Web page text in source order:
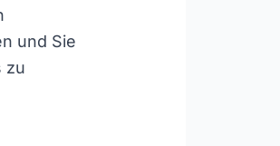
und Sie
zu